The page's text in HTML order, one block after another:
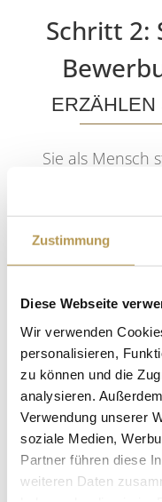
Zustimmung
Diese Webseite
Wir verwenden
personalisieren,
zu können und die
analysieren.
Verwendung unserer
soziale Medien,
Partner führen diese
weiteren Daten
Schritt 2:
ERZÄHLEN
Sie als Mensch
Bewerbung.
ein paar
ausgefeiltes
eine Idee
als
bereichern
schreiben Sie
Sie sich
können. Und
schon, welches